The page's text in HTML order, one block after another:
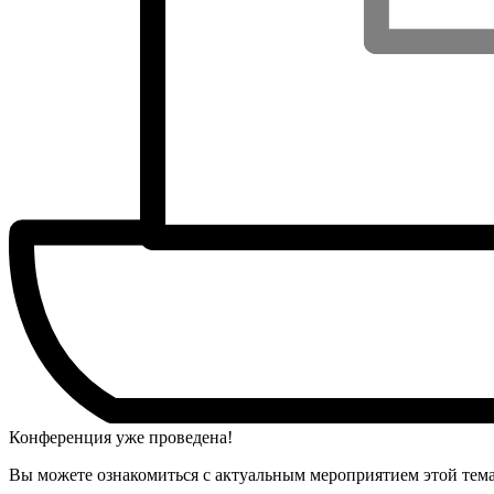
Конференция уже проведена!
Вы можете ознакомиться с актуальным мероприятием этой